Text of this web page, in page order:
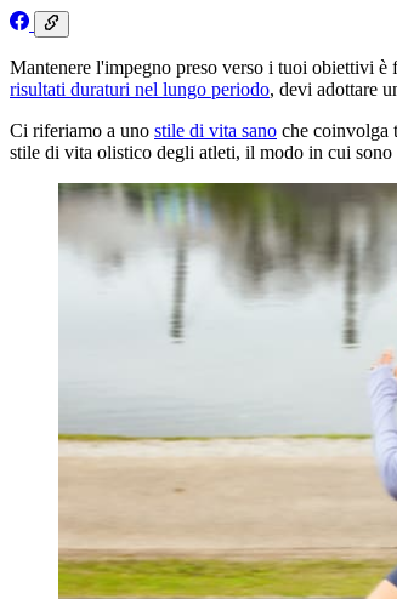
Mantenere l'impegno preso verso i tuoi obiettivi è
risultati duraturi nel lungo periodo, devi adottare
Ci riferiamo a uno stile di vita sano che coinvolga
stile di vita olistico degli atleti, il modo in cui sono